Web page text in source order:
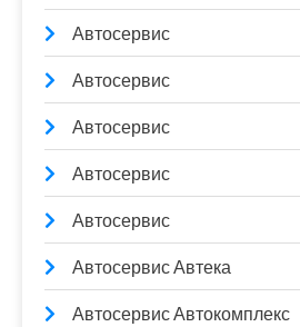
Автосервис
Автосервис
Автосервис
Автосервис
Автосервис
Автосервис Автека
Автосервис Автокомплекс